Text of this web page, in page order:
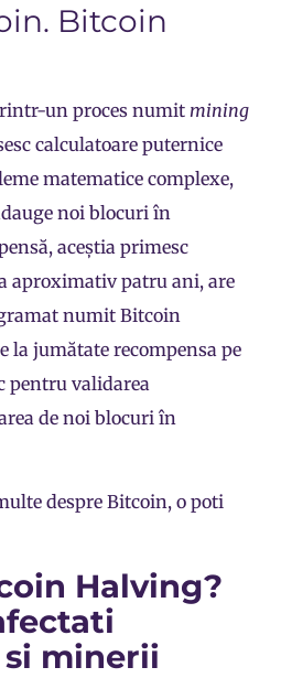
Bitcoin
un proces numit mining
calculatoare puternice
matematice complexe,
noi blocuri în
aceștia primesc
aproximativ patru ani, are
numit Bitcoin
la jumătate recompensa pe
pentru validarea
de noi blocuri în
despre Bitcoin, o poti
Halving?
minerii